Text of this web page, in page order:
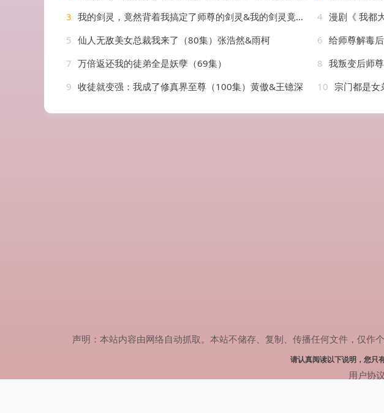
3 我的剑灵，竟然背着我搞定了师尊的剑灵&我的剑灵竟然背着我搞定了师尊的剑灵（64集）AI短剧 4 漫剧《 我都大帝了
5 仙人无敌美女总裁我来了（80集）张浩然&雨柯 6 给师尊解毒后，
7 万倍返还我的徒弟全是妖孽（69集） 8 我叛变后师
9 收徒就变强：我成了修真界至尊（100集）黄傲&王镱深 10 宗门都是女
声明：本站内容由网络自动抓取。本站不储存、复制、传播任何文件，仅
请认真阅读以下说明，您只
用户协议